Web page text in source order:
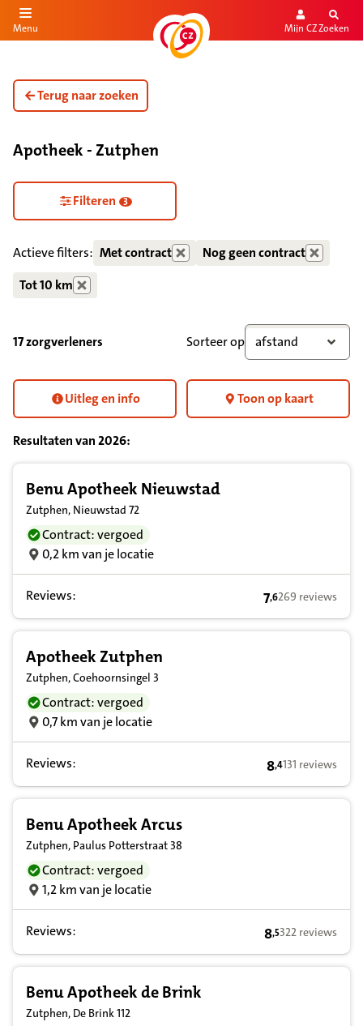
de inhoud
Menu Mijn CZZoeken
Terug naar zoeken
Apotheek - Zutphen
Zorgdiensten verborgen
Filteren 3
Actieve filters: Met contract
Nog geen contract
Tot 10 km
17 zorgverleners Sorteer op afstand
Uitleg en info Toon op kaart
Resultaten van2026:
Benu Apotheek Nieuwstad
Zutphen, Nieuwstad 72
Contract: vergoed
0,2 km van je locatie
Reviews: 7,6 op basis van
7,6269 reviews
Apotheek Zutphen
Zutphen, Coehoornsingel 3
Contract: vergoed
0,7 km van je locatie
Reviews: 8,4 op basis van
8,4131 reviews
Benu Apotheek Arcus
Zutphen, Paulus Potterstraat 38
Contract: vergoed
1,2 km van je locatie
Reviews: 8,5 op basis van
8,5322 reviews
Benu Apotheek de Brink
Zutphen, De Brink 112